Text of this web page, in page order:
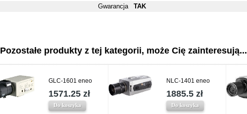
Gwarancja
TAK
Pozostałe produkty z tej kategorii, może Cię zainteresują...
GLC-1601 eneo
1571.25 zł
Do koszyka
NLC-1401 eneo
1885.5 zł
Do koszyka